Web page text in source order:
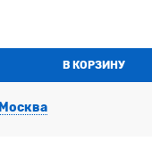
В КОРЗИНУ
Москва